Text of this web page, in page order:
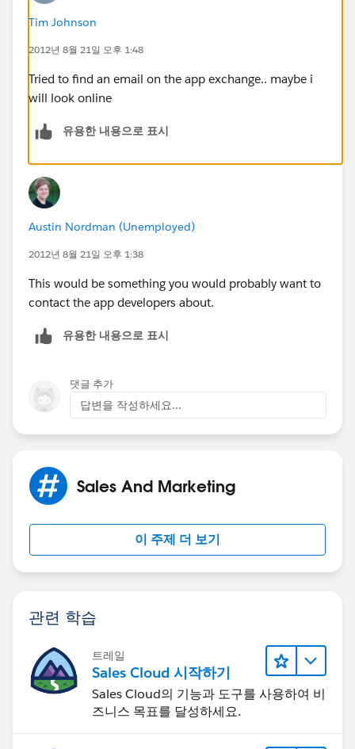
Tim Johnson
2012년 8월 21일 오후 1:48
Tried to find an email on the app exchange.. maybe i
will look online
유용한 내용으로 표시
Austin Nordman (Unemployed)
2012년 8월 21일 오후 1:38
This would be something you would probably want to
contact the app developers about.
유용한 내용으로 표시
댓글 추가
답변을 작성하세요...
Sales And Marketing
이 주제 더 보기
관련 학습
트레일
Sales Cloud 시작하기
Sales Cloud의 기능과 도구를 사용하여 비
즈니스 목표를 달성하세요.